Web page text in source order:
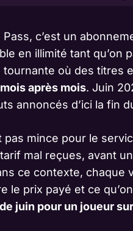
Pass, c’est un
en illimité tant qu’on
où des titres
après mois. Juin
annoncés d’ici la fin
pas mince pour le
mal reçues, avant
ce contexte, chaque
le prix payé et ce
juin pour un joueur